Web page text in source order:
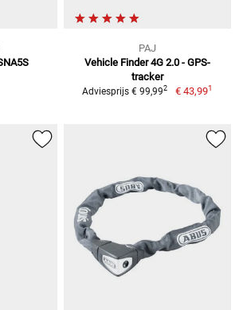
PAJ
Vehicle Finder 4G 2.0 - GPS-
tracker
Adviesprijs € 99,992 € 43,991